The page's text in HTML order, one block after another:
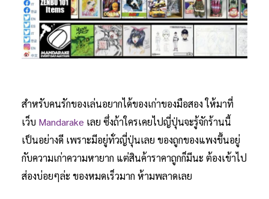
สำหรับคนรักของเล่นอยากได้ของเก่าของมือสอง ให้มาที่
เว็บ Mandarake เลย ซึ่งถ้าใครเคยไปญี่ปุ่นจะรู้จักร้านนี้
เป็นอย่างดี เพราะมีอยู่ทั่วญี่ปุ่นเลย ของถูกของแพงขึ้นอยู่
กับความเก่าความหายาก แต่สินค้าราคาถูกก็มีนะ ต้องเข้าไป
ส่องบ่อยๆล่ะ ของหมดเร็วมาก ห้ามพลาดเลย